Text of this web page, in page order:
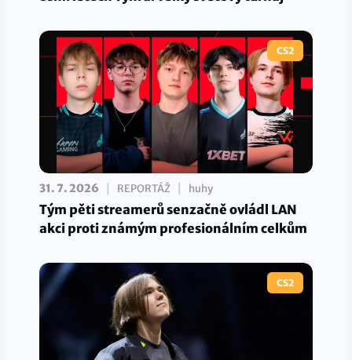
CS2
31. 7. 2026 REPORTÁŽ huhy
Tým pěti streamerů senzačně ovládl LAN
akci proti známým profesionálním celkům
CS2